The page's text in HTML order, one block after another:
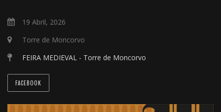
19 Abril, 2026
Torre de Moncorvo
FEIRA MEDIEVAL - Torre de Moncorvo
FACEBOOK